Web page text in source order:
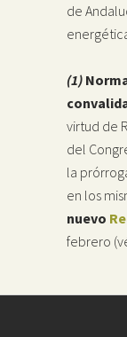
de
(1)
virtud de
del
la
en los
nuevo
febrero